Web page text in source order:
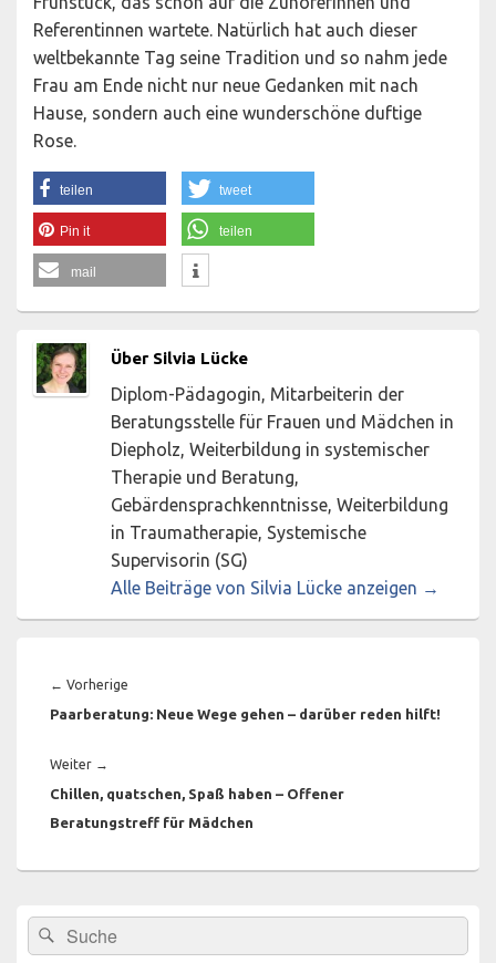
Referentinnen wartete. Natürlich hat auch dieser
weltbekannte Tag seine Tradition und so nahm jede
Frau am Ende nicht nur neue Gedanken mit nach
Hause, sondern auch eine wunderschöne duftige
Rose.
teilen tweet
Pin it teilen
mail
Über Silvia Lücke
Diplom-Pädagogin, Mitarbeiterin der
Beratungsstelle für Frauen und Mädchen in
Diepholz, Weiterbildung in systemischer
Therapie und Beratung,
Gebärdensprachkenntnisse, Weiterbildung
in Traumatherapie, Systemische
Supervisorin (SG)
Alle Beiträge von Silvia Lücke anzeigen →
← Vorherige
Beitrag:
Paarberatung: Neue Wege gehen – darüber reden hilft!
Weiter →
Beitrag:
Chillen, quatschen, Spaß haben – Offener
Beratungstreff für Mädchen
Primärer
Seitenleisten-
Widgetbereich
Suchen
nach:
Suchen